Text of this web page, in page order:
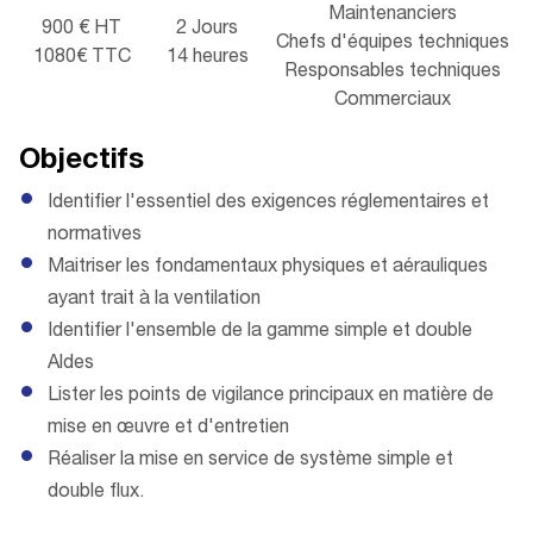
900 € HT
1080€ TTC
2 Jours
14 heures
Maintenanciers
Chefs d'équipes techniques
Responsables techniques
Commerciaux
Objectifs
Identifier l'essentiel des exigences réglementaires et
normatives
Maitriser les fondamentaux physiques et aérauliques
ayant trait à la ventilation
Identifier l'ensemble de la gamme simple et double
Aldes
Lister les points de vigilance principaux en matière de
mise en œuvre et d'entretien
Réaliser la mise en service de système simple et
double flux.